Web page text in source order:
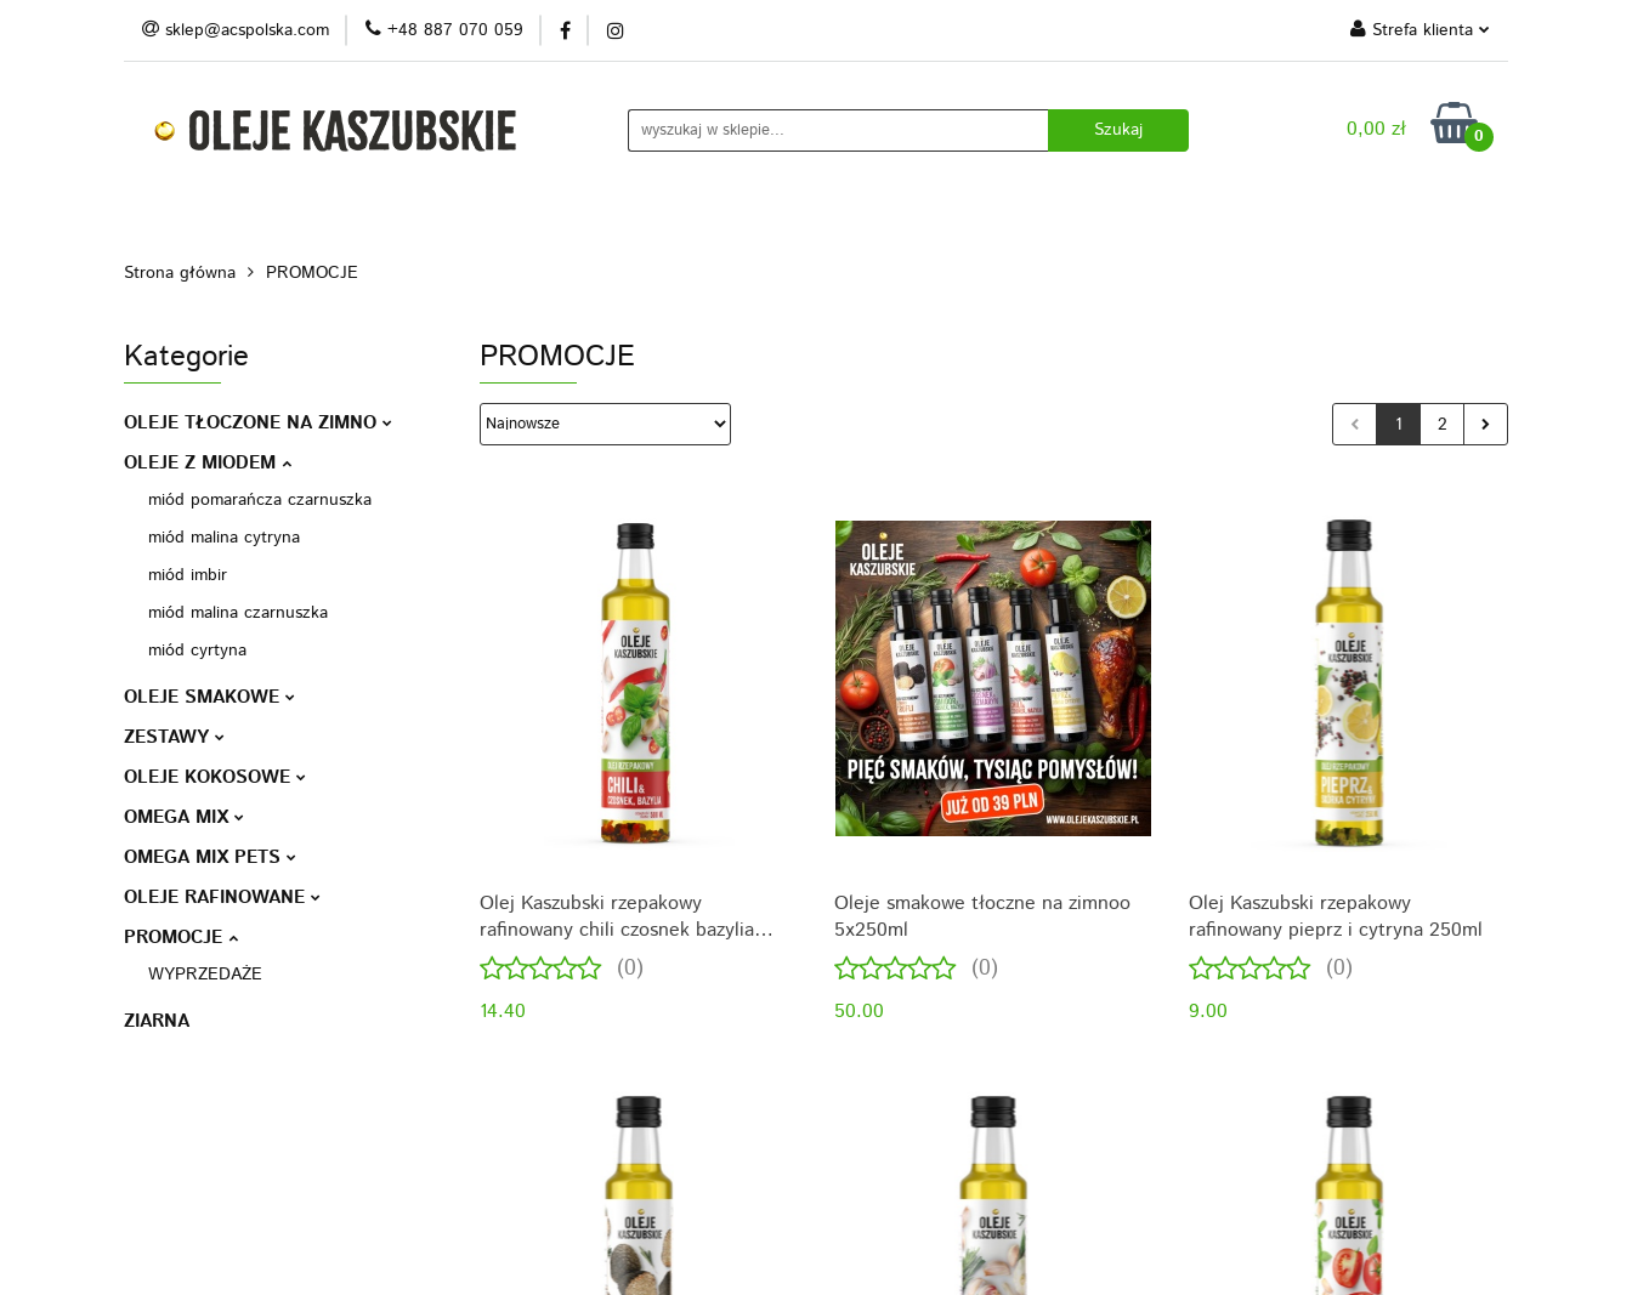
sklep@acspolska.com +48 887 070 059 Strefa klienta
Zaloguj się
Zarejestruj się
0,00 zł 0
Produkty Promocje/ outlet
Blog Do pobrania
Strona główna PROMOCJE
Kategorie
OLEJE TŁOCZONE NA ZIMNO
OLEJE Z MIODEM
miód pomarańcza czarnuszka
miód malina cytryna
miód imbir
miód malina czarnuszka
miód cyrtyna
OLEJE SMAKOWE
ZESTAWY
OLEJE KOKOSOWE
OMEGA MIX
OMEGA MIX PETS
OLEJE RAFINOWANE
PROMOCJE
WYPRZEDAŻE
ZIARNA
PROMOCJE
1 2
Olej Kaszubski rzepakowy
rafinowany chili czosnek bazylia
500ml
(0)
14.40
Oleje smakowe tłoczne na zimnoo
5x250ml
(0)
50.00
Olej Kaszubski rzepakowy
rafinowany pieprz i cytryna 250ml
(0)
9.00